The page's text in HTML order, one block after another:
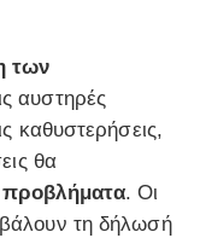
των
αυστηρές
καθυστερήσεις,
θα
προβλήματα. Οι
τη δήλωσή